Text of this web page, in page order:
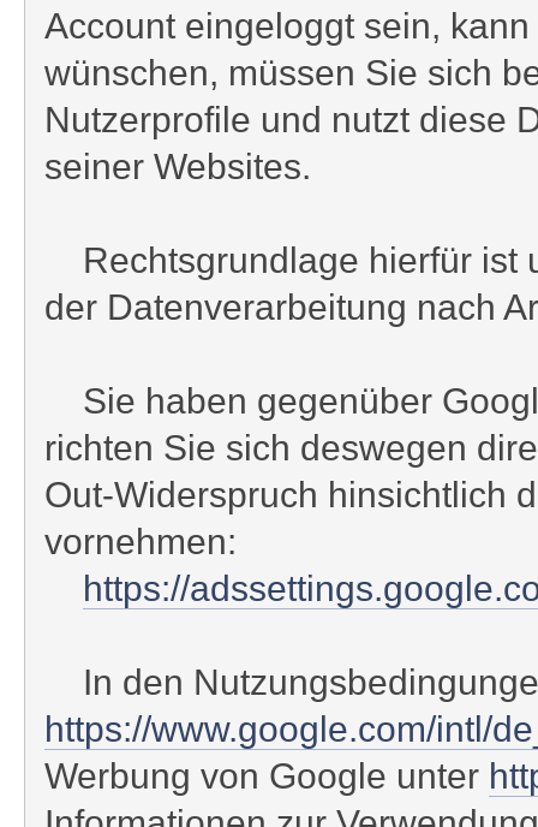
Account eingeloggt sein,
wünschen, müssen Sie sich
Nutzerprofile und nutzt diese
seiner Websites.
Rechtsgrundlage hierfür ist
der Datenverarbeitung nach
Sie haben gegenüber
richten Sie sich deswegen
Out-Widerspruch hinsichtlich
vornehmen:
https://
In den
https://www.google.com/intl/
Werbung von Google unter